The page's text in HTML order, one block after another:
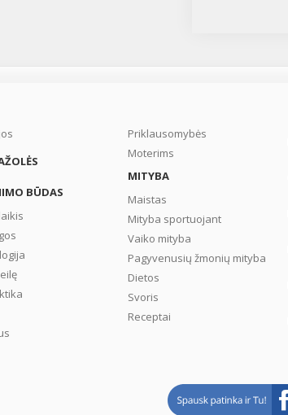
BŪDAS
Priklausomybės
Moterims
MITYBA
Maistas
Mityba sportuojant
Vaiko mityba
Pagyvenusių žmonių mityba
Dietos
Svoris
Receptai